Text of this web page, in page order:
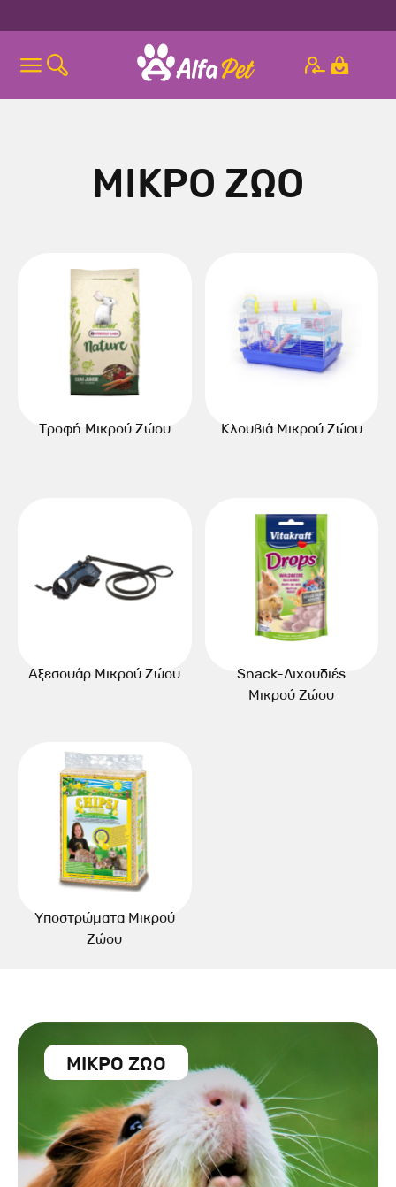
ΜΙΚΡΟ ΖΩΟ
Τροφή Μικρού Ζώου Κλουβιά Μικρού Ζώου
Αξεσουάρ Μικρού Ζώου
Snack-Λιχουδιές
Μικρού Ζώου
Υποστρώματα Μικρού
Ζώου
ΜΙΚΡΟ ΖΩΟ